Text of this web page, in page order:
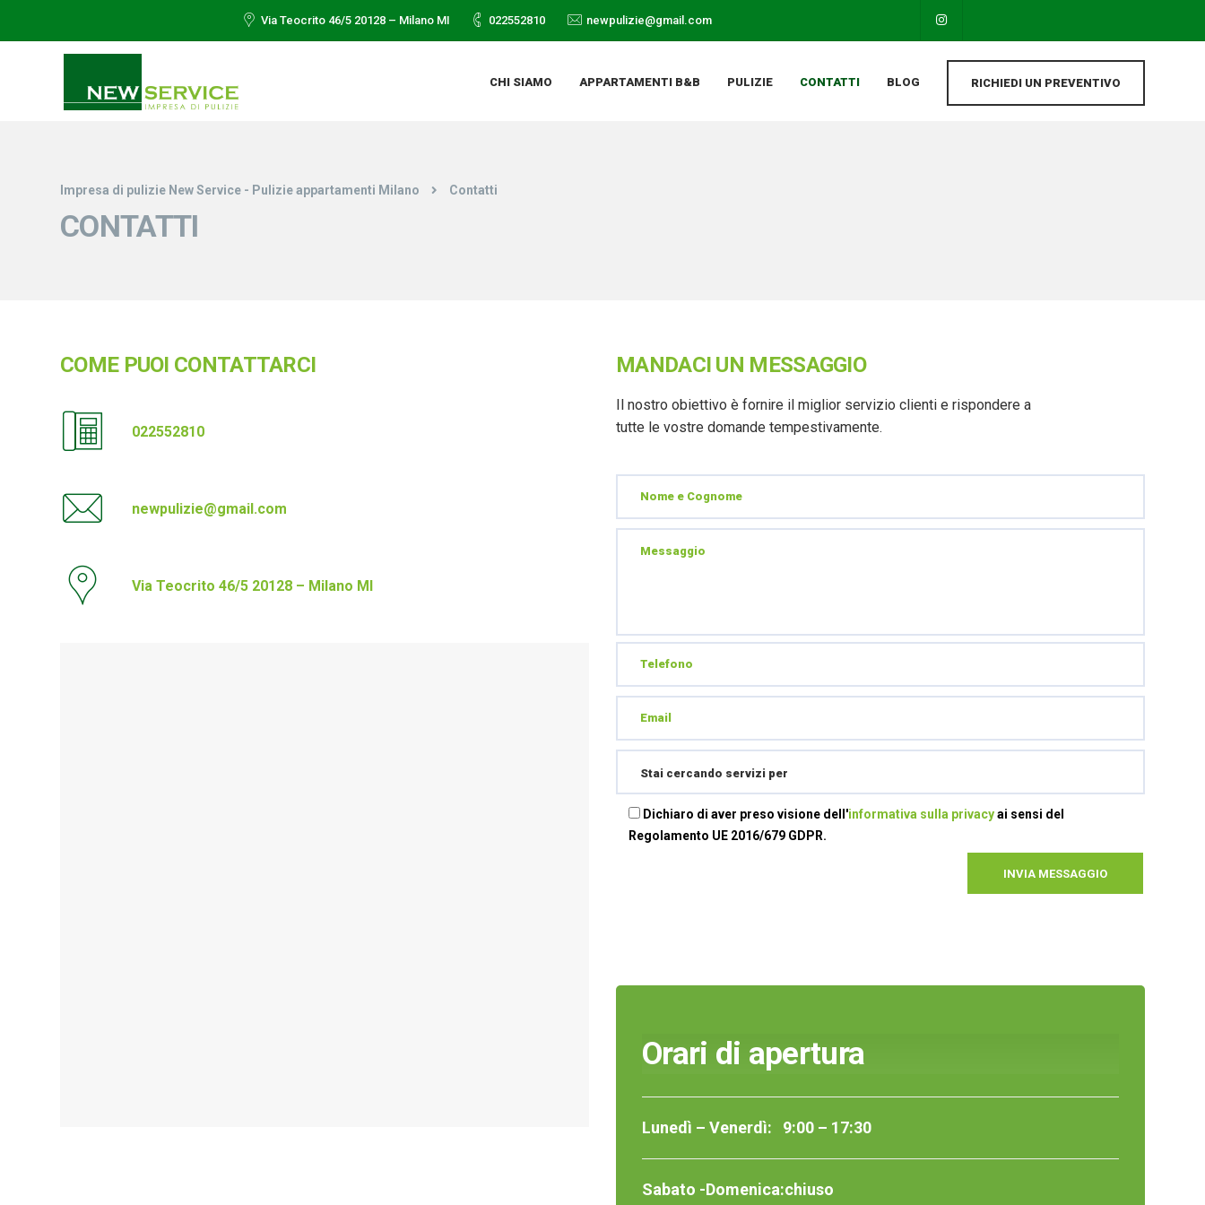
Via Teocrito 46/5 20128 – Milano MI 022552810 newpulizie@gmail.com
CHI SIAMO APPARTAMENTI B&B PULIZIE CONTATTI BLOG RICHIEDI UN PREVENTIVO
Impresa di pulizie New Service - Pulizie appartamenti Milano Contatti
CONTATTI
COME PUOI CONTATTARCI
022552810
newpulizie@gmail.com
Via Teocrito 46/5 20128 – Milano MI
MANDACI UN MESSAGGIO
Il nostro obiettivo è fornire il miglior servizio clienti e rispondere a
tutte le vostre domande tempestivamente.
Dichiaro di aver preso visione dell'informativa sulla privacyai sensi del
Regolamento UE 2016/679 GDPR.
Orari di apertura
Lunedì – Venerdì: 9:00 – 17:30
Sabato -Domenica:chiuso